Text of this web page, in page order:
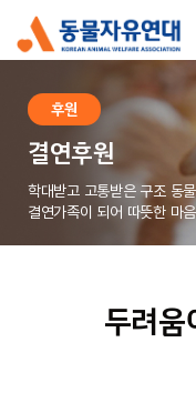
후원
결연후원
학대받고 고통받은 구조 동
결연가족이 되어 따뜻한 마
두려